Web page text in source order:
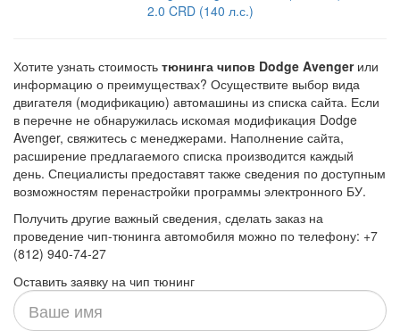
2.0 CRD (140 л.с.)
Хотите узнать стоимость тюнинга чипов Dodge Avengerили
информацию о преимуществах? Осуществите выбор вида
двигателя (модификацию) автомашины из списка сайта. Если
в перечне не обнаружилась искомая модификация Dodge
Avenger, свяжитесь с менеджерами. Наполнение сайта,
расширение предлагаемого списка производится каждый
день. Специалисты предоставят также сведения по доступным
возможностям перенастройки программы электронного БУ.
Получить другие важный сведения, сделать заказ на
проведение чип-тюнинга автомобиля можно по телефону: +7
(812) 940-74-27
Оставить заявку на чип тюнинг
Ваше
имя